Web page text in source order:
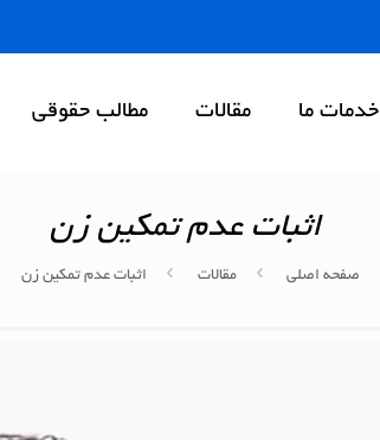
خدمات ما مقالات مطالب حقوقی
اثبات عدم تمکین زن
صفحه اصلی مقالات اثبات عدم تمکین زن